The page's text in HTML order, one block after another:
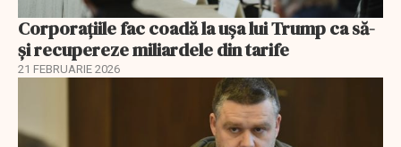
Corporațiile fac coadă la ușa lui Trump ca să-
și recupereze miliardele din tarife
21 FEBRUARIE 2026